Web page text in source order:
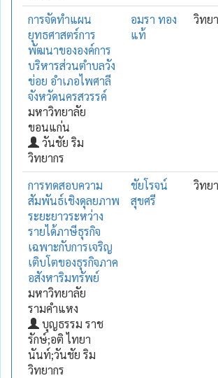
การจัดทำแผน
ยุทธศาสตร์การ
พัฒนาขององค์การ
บริหารส่วนตำบลวัง
ข่อย อำเภอไพศาลี
จังหวัดนครสวรรค์
มหาวิทยาลัย
ขอนแก่น
วันชัย ริม
วิทยากร
อมรา ทอง
แท้
วิทย
การทดสอบความ
สัมพันธ์เชิงดุลยภาพ
ระยะยาวระหว่าง
รายได้ภาษีธุรกิจ
เฉพาะกับการเจริญ
เติบโตของธุรกิจภาค
อสังหาริมทรัพย์
มหาวิทยาลัย
รามคำแหง
บุญธรรม ราช
รักษ์;อติ ไทยา
นันท์;วันชัย ริม
วิทยากร
ชัยโรจน์
สุขศรี
วิทย